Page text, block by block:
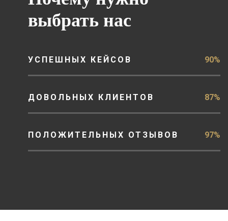
выбрать нас
УСПЕШНЫХ КЕЙСОВ 90%
ДОВОЛЬНЫХ КЛИЕНТОВ 87%
ПОЛОЖИТЕЛЬНЫХ ОТЗЫВОВ 97%